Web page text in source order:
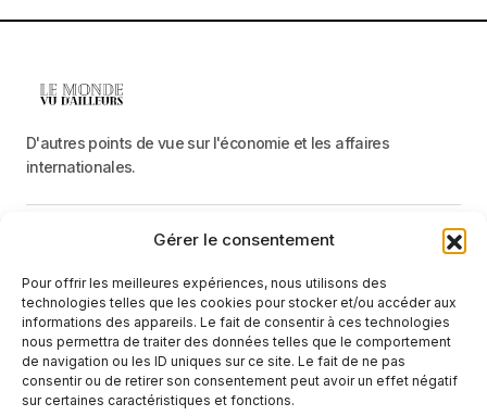
Gérer le consentement
Pour offrir les meilleures expériences, nous utilisons des
technologies telles que les cookies pour stocker et/ou accéder aux
informations des appareils. Le fait de consentir à ces technologies
nous permettra de traiter des données telles que le comportement
de navigation ou les ID uniques sur ce site. Le fait de ne pas
consentir ou de retirer son consentement peut avoir un effet négatif
sur certaines caractéristiques et fonctions.
D'autres points de vue sur l'économie et les affaires
internationales.
Catégories
Recevez une information neutre et factuelle
E-mail